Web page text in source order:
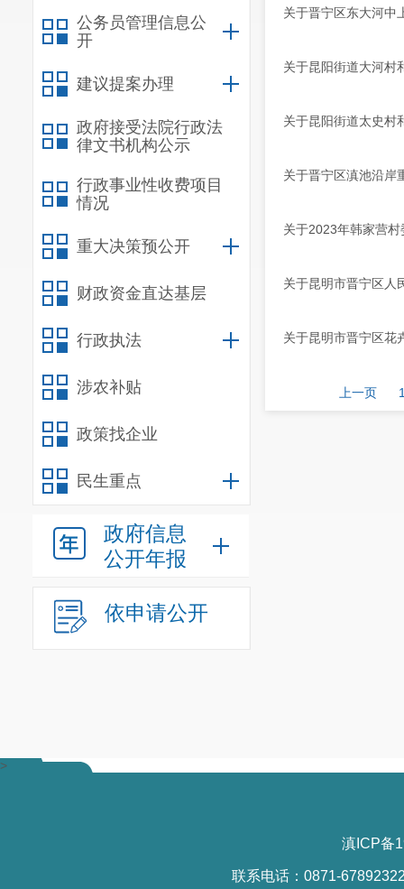
公务员管理信息公
开
建议提案办理
政府接受法院行政法
律文书机构公示
行政事业性收费项目
情况
重大决策预公开
财政资金直达基层
行政执法
涉农补贴
政策找企业
民生重点
政府信息
公开年报
依申请公开
关于晋宁区东大河中
关于昆阳街道大河村
关于昆阳街道太史村
关于晋宁区滇池沿岸
关于2023年韩家营
关于昆明市晋宁区人
关于昆明市晋宁区花
上一页
>
滇ICP备
联系电话：0871-